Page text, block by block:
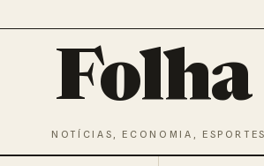
NOTÍCIAS, ECONOMIA,